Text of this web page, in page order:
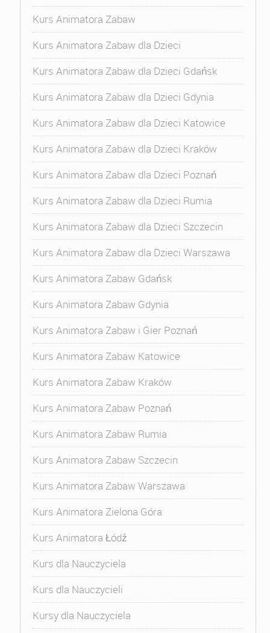
Kurs Animatora Zabaw
Kurs Animatora Zabaw dla Dzieci
Kurs Animatora Zabaw dla Dzieci Gdańsk
Kurs Animatora Zabaw dla Dzieci Gdynia
Kurs Animatora Zabaw dla Dzieci Katowice
Kurs Animatora Zabaw dla Dzieci Kraków
Kurs Animatora Zabaw dla Dzieci Poznań
Kurs Animatora Zabaw dla Dzieci Rumia
Kurs Animatora Zabaw dla Dzieci Szczecin
Kurs Animatora Zabaw dla Dzieci Warszawa
Kurs Animatora Zabaw Gdańsk
Kurs Animatora Zabaw Gdynia
Kurs Animatora Zabaw i Gier Poznań
Kurs Animatora Zabaw Katowice
Kurs Animatora Zabaw Kraków
Kurs Animatora Zabaw Poznań
Kurs Animatora Zabaw Rumia
Kurs Animatora Zabaw Szczecin
Kurs Animatora Zabaw Warszawa
Kurs Animatora Zielona Góra
Kurs Animatora Łódź
Kurs dla Nauczyciela
Kurs dla Nauczycieli
Kursy dla Nauczyciela